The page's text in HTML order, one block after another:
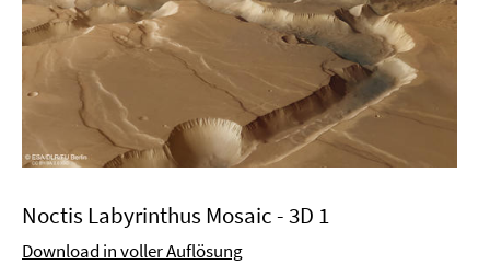
Noctis Labyrinthus Mosaic - 3D 1
Download in voller Auflösung